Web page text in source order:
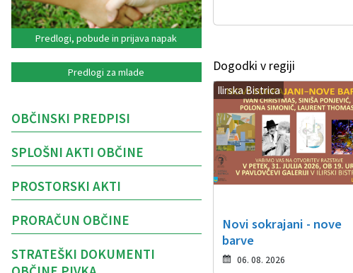
Dogodki v regiji
Ilirska Bistrica
Novi sokrajani - nove
barve
06. 08. 2026
Predlogi, pobude in prijava napak
Predlogi za mlade
OBČINSKI PREDPISI
SPLOŠNI AKTI OBČINE
PROSTORSKI AKTI
PRORAČUN OBČINE
STRATEŠKI DOKUMENTI